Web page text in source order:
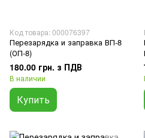
Код товара: 000076397
Перезарядка и заправка ВП-8
(ОП-8)
180.00 грн. з ПДВ
В наличии
Купить